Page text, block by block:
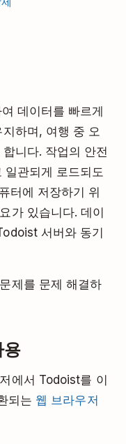
데이터를 빠르게
하며, 여행 중 오
니다. 작업의 안전
관되게 로드되도
터에 저장하기 위
가 있습니다. 데이
서버와 동기
제를 문제 해결하
용
에서 Todoist를 이
되는 웹 브라우저